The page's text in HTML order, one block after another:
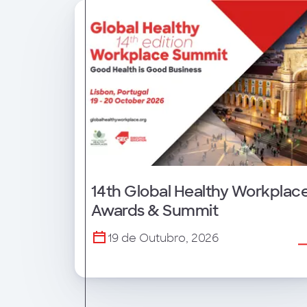
14th Global Healthy
Awards & Summit
19 de Outubro, 2026